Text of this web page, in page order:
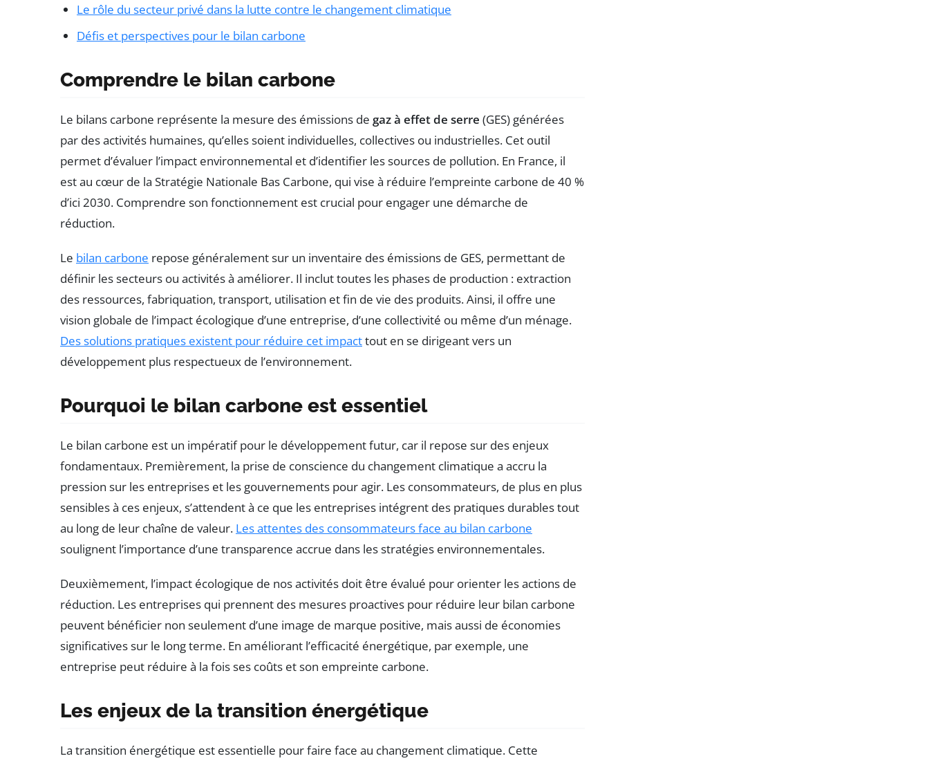
Le rôle du secteur privé dans la lutte contre le changement climatique
Défis et perspectives pour le bilan carbone
Comprendre le bilan carbone
Le bilans carbone représente la mesure des émissions de gaz à effet de serre (GES) générées
par des activités humaines, qu’elles soient individuelles, collectives ou industrielles. Cet outil
permet d’évaluer l’impact environnemental et d’identifier les sources de pollution. En France, il
est au cœur de la Stratégie Nationale Bas Carbone, qui vise à réduire l’empreinte carbone de 40 %
d’ici 2030. Comprendre son fonctionnement est crucial pour engager une démarche de
réduction.
Le bilan carbone repose généralement sur un inventaire des émissions de GES, permettant de
définir les secteurs ou activités à améliorer. Il inclut toutes les phases de production : extraction
des ressources, fabriquation, transport, utilisation et fin de vie des produits. Ainsi, il offre une
vision globale de l’impact écologique d’une entreprise, d’une collectivité ou même d’un ménage.
Des solutions pratiques existent pour réduire cet impacttout en se dirigeant vers un
développement plus respectueux de l’environnement.
Pourquoi le bilan carbone est essentiel
Le bilan carbone est un impératif pour le développement futur, car il repose sur des enjeux
fondamentaux. Premièrement, la prise de conscience du changement climatique a accru la
pression sur les entreprises et les gouvernements pour agir. Les consommateurs, de plus en plus
sensibles à ces enjeux, s’attendent à ce que les entreprises intégrent des pratiques durables tout
au long de leur chaîne de valeur. Les attentes des consommateurs face au bilan carbone
soulignent l’importance d’une transparence accrue dans les stratégies environnementales.
Deuxièmement, l’impact écologique de nos activités doit être évalué pour orienter les actions de
réduction. Les entreprises qui prennent des mesures proactives pour réduire leur bilan carbone
peuvent bénéficier non seulement d’une image de marque positive, mais aussi de économies
significatives sur le long terme. En améliorant l’efficacité énergétique, par exemple, une
entreprise peut réduire à la fois ses coûts et son empreinte carbone.
Les enjeux de la transition énergétique
La transition énergétique est essentielle pour faire face au changement climatique. Cette